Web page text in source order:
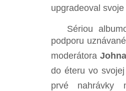
upgradeoval
Sériou
podporu
moderátora
do éteru vo svojej
prvé nahrávky